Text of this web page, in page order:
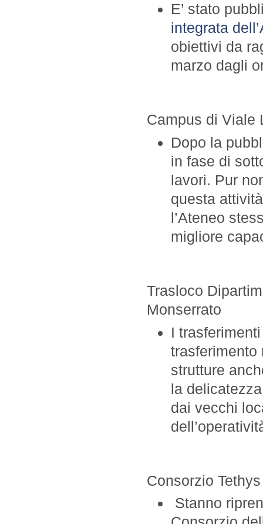
E’ stato
integrata
obiettivi da
marzo dagli
Campus di Viale
Dopo la
in fase di
lavori. Pur
questa
l’Ateneo
migliore
Trasloco
Monserrato
I
trasferimento
strutture
la
dai vecchi
Consorzio Tethys
Stanno